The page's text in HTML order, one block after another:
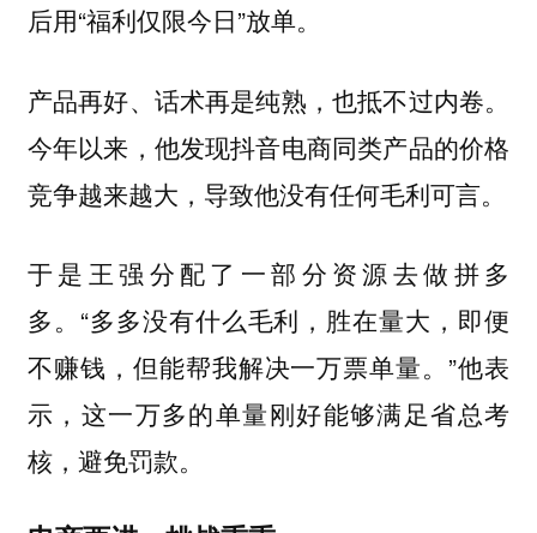
后用“福利仅限今日”放单。
产品再好、话术再是纯熟，也抵不过内卷。
今年以来，他发现抖音电商同类产品的价格
竞争越来越大，导致他没有任何毛利可言。
于是王强分配了一部分资源去做拼多
多。“多多没有什么毛利，胜在量大，即便
不赚钱，但能帮我解决一万票单量。”他表
示，这一万多的单量刚好能够满足省总考
核，避免罚款。